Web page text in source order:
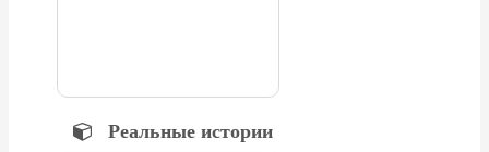
Реальные истории